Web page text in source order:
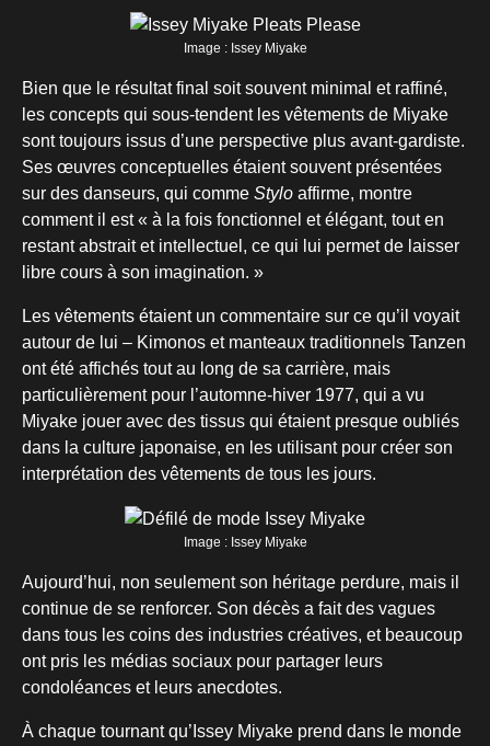
Image : Issey Miyake
Bien que le résultat final soit souvent minimal et raffiné,
les concepts qui sous-tendent les vêtements de Miyake
sont toujours issus d’une perspective plus avant-gardiste.
Ses œuvres conceptuelles étaient souvent présentées
sur des danseurs, qui comme Stylo affirme, montre
comment il est « à la fois fonctionnel et élégant, tout en
restant abstrait et intellectuel, ce qui lui permet de laisser
libre cours à son imagination. »
Les vêtements étaient un commentaire sur ce qu’il voyait
autour de lui – Kimonos et manteaux traditionnels Tanzen
ont été affichés tout au long de sa carrière, mais
particulièrement pour l’automne-hiver 1977, qui a vu
Miyake jouer avec des tissus qui étaient presque oubliés
dans la culture japonaise, en les utilisant pour créer son
interprétation des vêtements de tous les jours.
Image : Issey Miyake
Aujourd’hui, non seulement son héritage perdure, mais il
continue de se renforcer. Son décès a fait des vagues
dans tous les coins des industries créatives, et beaucoup
ont pris les médias sociaux pour partager leurs
condoléances et leurs anecdotes.
À chaque tournant qu’Issey Miyake prend dans le monde